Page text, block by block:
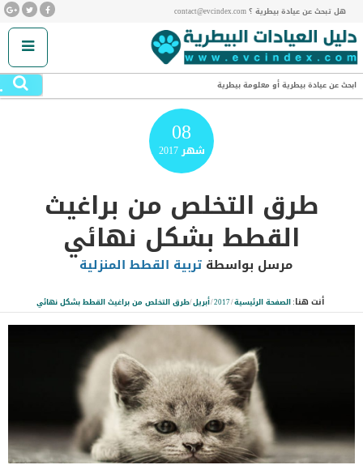
هل تبحث عن عيادة بيطرية ؟ contact@evcindex.com
ابحث عن عيادة بيطرية أو معلومة بيطرية
08
شهر2017
طرق التخلص من براغيث
القطط بشكل نهائي
مرسل بواسطةتربية القطط المنزلية
أنت هنا:الصفحة الرئيسية/
2017
/أبريل/طرق التخلص من براغيث القطط بشكل نهائي